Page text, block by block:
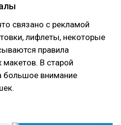
связано с рекламой
лифлеты, некоторые
правила
В старой
большое внимание